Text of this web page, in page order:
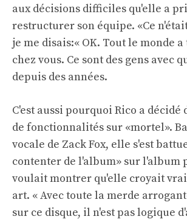
aux décisions difficiles qu'elle a
restructurer son équipe. «Ce
je me disais:« OK. Tout le monde
chez vous. Ce sont des gens avec
depuis des années.
C'est aussi pourquoi Rico a décidé
de fonctionnalités sur «mortel».
vocale de Zack Fox, elle s'est
contenter de l'album» sur l'album
voulait montrer qu'elle croyait
art. « Avec toute la merde
sur ce disque, il n'est pas logique